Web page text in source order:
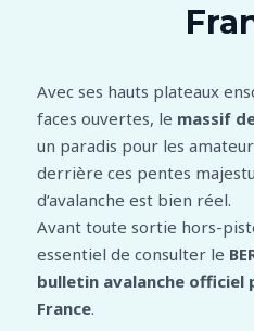
Avec ses hauts plateaux
faces ouvertes, le massif
un paradis pour les
derrière ces pentes
d’avalanche est bien réel.
Avant toute sortie hors-
essentiel de consulter le
bulletin avalanche officiel
France.